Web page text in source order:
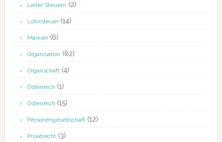
Leiter Steuern (2)
Lohnsteuer(14)
Marken (6)
Organisation (62)
Organschaft(4)
Österreich (1)
Österreich (15)
Personengesellschaft(12)
Privatrecht(3)